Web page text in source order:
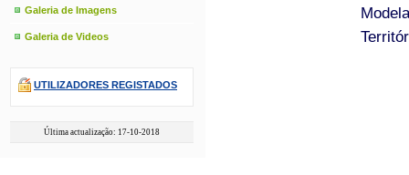
Galeria de Imagens
Galeria de Videos
UTILIZADORES REGISTADOS
Última actualização: 17-10-2018